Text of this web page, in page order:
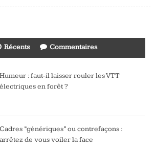
Récents Commentaires
Humeur : faut-il laisser rouler les VTT
électriques en forêt ?
Cadres “génériques” ou contrefaçons :
arrêtez de vous voiler la face